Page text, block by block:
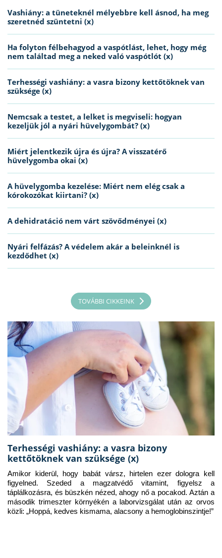
Vashiány: a tüneteknél mélyebbre kell ásnod, ha meg
szeretnéd szüntetni (x)
Ha folyton félbehagyod a vaspótlást, lehet, hogy még
nem találtad meg a neked való vaspótlót (x)
Terhességi vashiány: a vasra bizony kettőtöknek van
szüksége (x)
Nemcsak a testet, a lelket is megviseli: hogyan
kezeljük jól a nyári hüvelygombát? (x)
Miért jelentkezik újra és újra? A visszatérő
hüvelygomba okai (x)
A hüvelygomba kezelése: Miért nem elég csak a
kórokozókat kiirtani? (x)
A dehidratáció nem várt szövődményei (x)
Nyári felfázás? A védelem akár a beleinknél is
kezdődhet (x)
TOVÁBBI CIKKEINK
Terhességi vashiány: a vasra bizony
kettőtöknek van szüksége (x)
Amikor kiderül, hogy babát vársz, hirtelen ezer dologra kell
figyelned. Szeded a magzatvédő vitamint, figyelsz a
táplálkozásra, és büszkén nézed, ahogy nő a pocakod. Aztán a
második trimeszter környékén a laborvizsgálat után az orvos
közli: „Hoppá, kedves kismama, alacsony a hemoglobinszintje!”